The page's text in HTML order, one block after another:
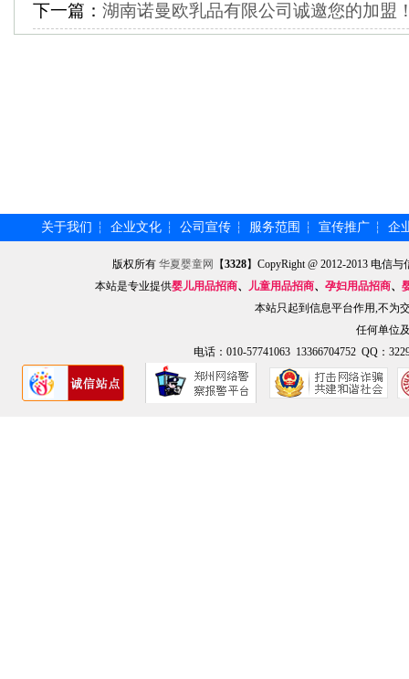
下一篇： 湖南诺曼欧乳品有限公司诚邀您的加盟
关于我们 ┆ 企业文化 ┆ 公司宣传 ┆ 服务范围 ┆ 宣传推广 ┆ 企
版权所有华夏婴童网 【3328】CopyRight @ 2012-2013 电信
本站是专业提供婴儿用品招商、 儿童用品招商、 孕妇用品招商、
本站只起到信息平台作用,不为
任何单位
电话：010-57741063 13366704752 QQ：